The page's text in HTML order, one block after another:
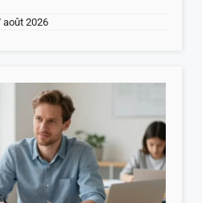
août 2026